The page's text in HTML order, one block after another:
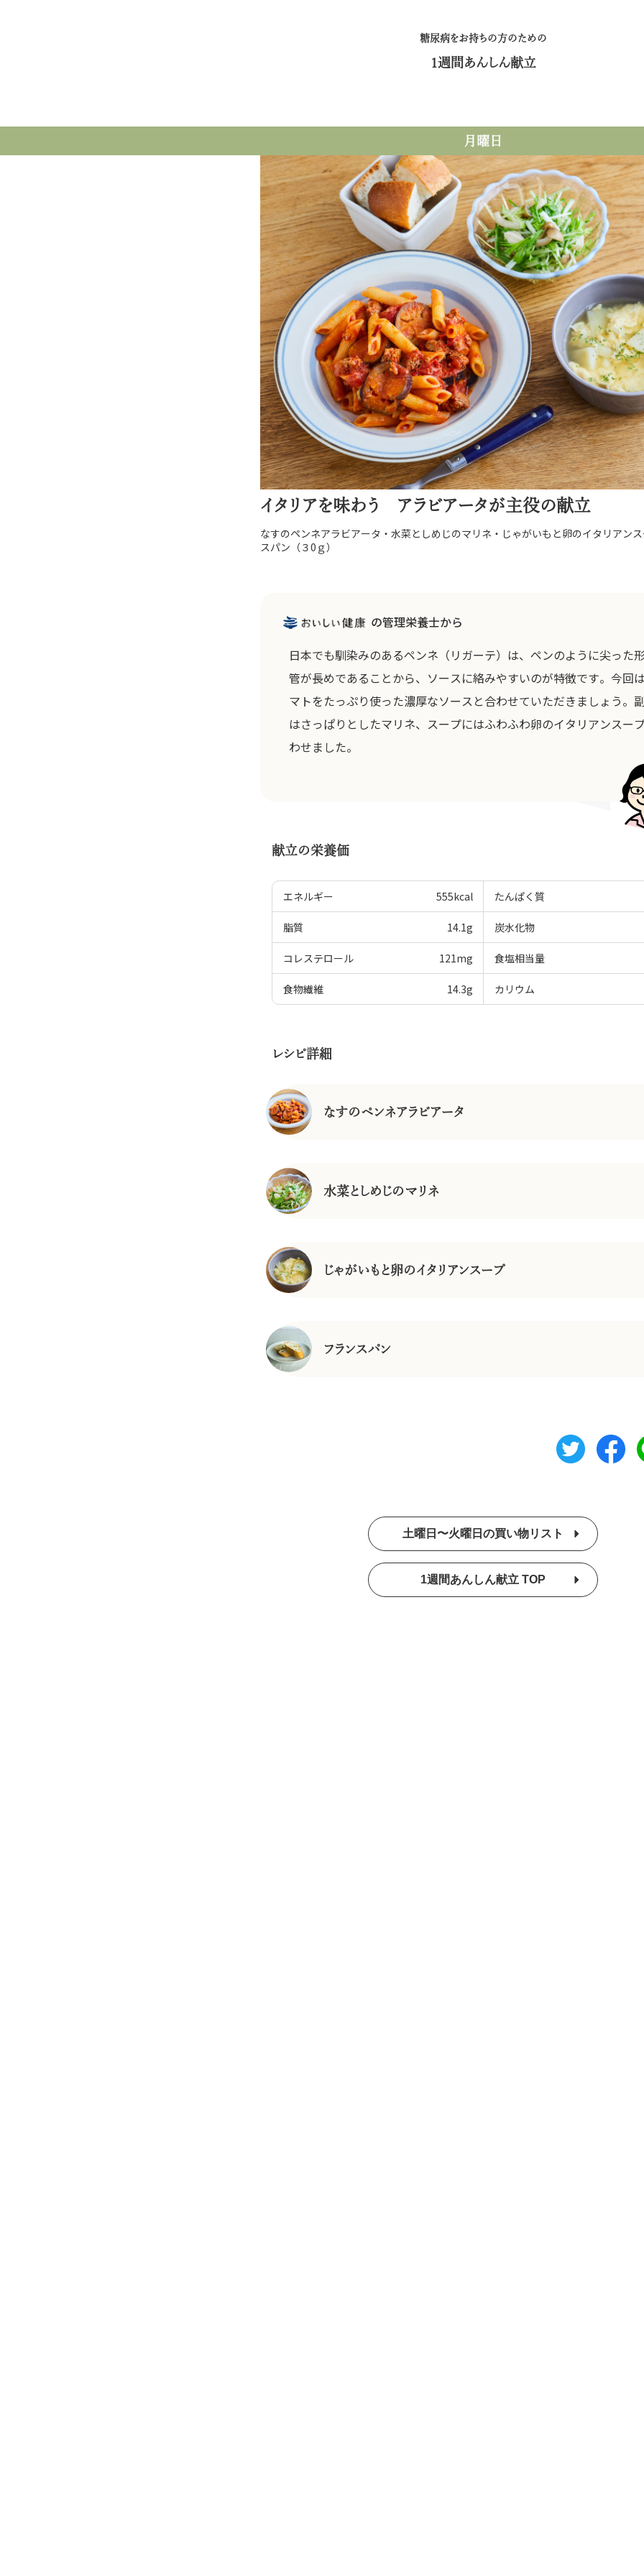
糖尿病をお持ちの方のための
1週間あんしん献立
月曜日
イタリアを味わう アラビアータが主役の献立
なすのペンネアラビアータ・水菜としめじのマリネ・じゃがいもと卵のイタリアン
スパン（３0ｇ）
の管理栄養士から
日本でも馴染みのあるペンネ（リガーテ）は、ペンのように尖った
管が長めであることから、ソースに絡みやすいのが特徴です。今回
マトをたっぷり使った濃厚なソースと合わせていただきましょう。
はさっぱりとしたマリネ、スープにはふわふわ卵のイタリアンスー
わせました。
献立の栄養価
エネルギー 555kcal たんぱく質
脂質 14.1g 炭水化物
コレステロール 121mg 食塩相当量
食物繊維 14.3g カリウム
レシピ詳細
なすのペンネアラビアータ
水菜としめじのマリネ
じゃがいもと卵のイタリアンスープ
フランスパン
土曜日〜火曜日の買い物リスト
1週間あんしん献立 TOP